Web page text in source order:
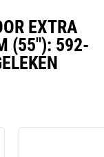
zijn
en
EXTRA
(55"): 592-